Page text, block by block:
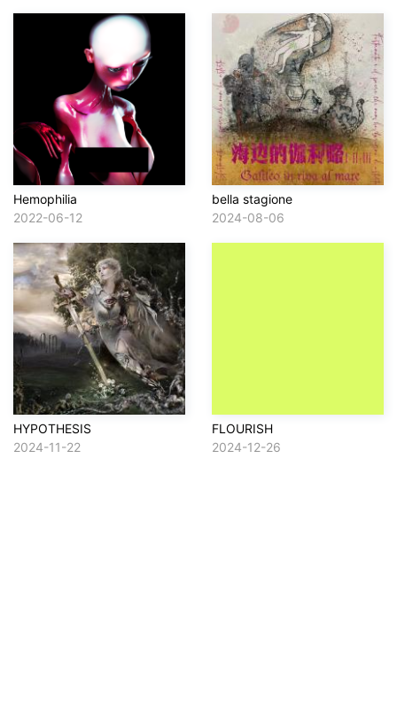
Hemophilia
2022-06-12
bella stagione
2024-08-06
HYPOTHESIS
2024-11-22
FLOURISH
2024-12-26